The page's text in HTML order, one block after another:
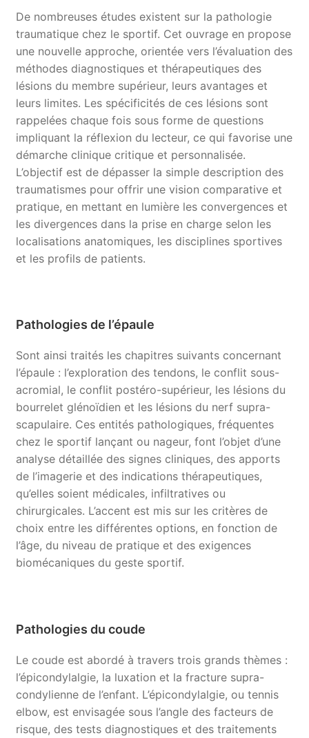
De nombreuses études existent sur la pathologie
traumatique chez le sportif. Cet ouvrage en propose
une nouvelle approche, orientée vers l’évaluation des
méthodes diagnostiques et thérapeutiques des
lésions du membre supérieur, leurs avantages et
leurs limites. Les spécificités de ces lésions sont
rappelées chaque fois sous forme de questions
impliquant la réflexion du lecteur, ce qui favorise une
démarche clinique critique et personnalisée.
L’objectif est de dépasser la simple description des
traumatismes pour offrir une vision comparative et
pratique, en mettant en lumière les convergences et
les divergences dans la prise en charge selon les
localisations anatomiques, les disciplines sportives
et les profils de patients.
Pathologies de l’épaule
Sont ainsi traités les chapitres suivants concernant
l’épaule : l’exploration des tendons, le conflit sous-
acromial, le conflit postéro-supérieur, les lésions du
bourrelet glénoïdien et les lésions du nerf supra-
scapulaire. Ces entités pathologiques, fréquentes
chez le sportif lançant ou nageur, font l’objet d’une
analyse détaillée des signes cliniques, des apports
de l’imagerie et des indications thérapeutiques,
qu’elles soient médicales, infiltratives ou
chirurgicales. L’accent est mis sur les critères de
choix entre les différentes options, en fonction de
l’âge, du niveau de pratique et des exigences
biomécaniques du geste sportif.
Pathologies du coude
Le coude est abordé à travers trois grands thèmes :
l’épicondylalgie, la luxation et la fracture supra-
condylienne de l’enfant. L’épicondylalgie, ou tennis
elbow, est envisagée sous l’angle des facteurs de
risque, des tests diagnostiques et des traitements